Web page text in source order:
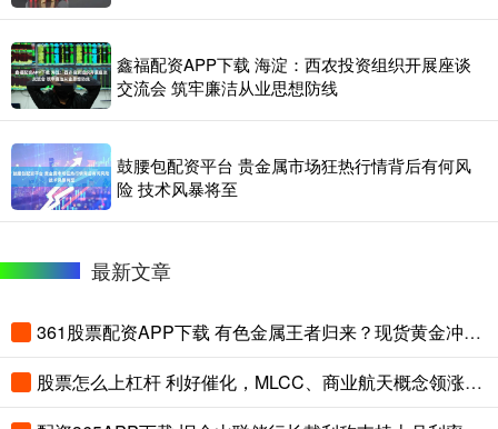
鑫福配资APP下载 海淀：西农投资组织开展座谈
交流会 筑牢廉洁从业思想防线
鼓腰包配资平台 贵金属市场狂热行情背后有何风
险 技术风暴将至
最新文章
361股票配资APP下载 有色金属王者归来？现货黄金冲击4300美元！云南锗业三连板，华宝基金有色ETF（159876）盘中拉升2.45%
股票怎么上杠杆 利好催化，MLCC、商业航天概念领涨，华宝基金军工ETF（512810）冲击五连阳！机构：军工向上弹性积蓄